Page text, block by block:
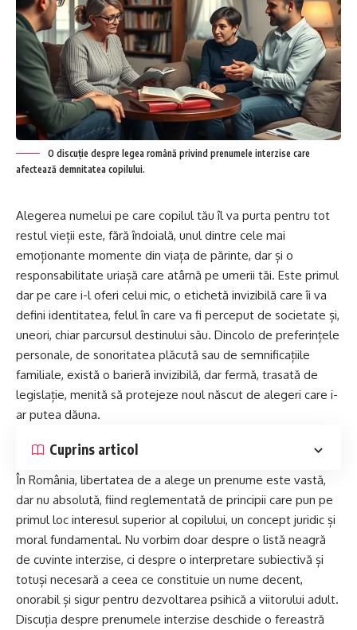
O discuție despre legea română privind prenumele interzise care
afectează demnitatea copilului.
Alegerea numelui pe care copilul tău îl va purta pentru tot
restul vieții este, fără îndoială, unul dintre cele mai
emoționante momente din viața de părinte, dar și o
responsabilitate uriașă care atârnă pe umerii tăi. Este primul
dar pe care i-l oferi celui mic, o etichetă invizibilă care îi va
defini identitatea, felul în care va fi perceput de societate și,
uneori, chiar parcursul destinului său. Dincolo de preferințele
personale, de sonoritatea plăcută sau de semnificațiile
familiale, există o barieră invizibilă, dar fermă, trasată de
legislație, menită să protejeze noul născut de alegeri care i-
ar putea dăuna.
Cuprins articol
În România, libertatea de a alege un prenume este vastă,
dar nu absolută, fiind reglementată de principii care pun pe
primul loc interesul superior al copilului, un concept juridic și
moral fundamental. Nu vorbim doar despre o listă neagră
de cuvinte interzise, ci despre o interpretare subiectivă și
totuși necesară a ceea ce constituie un nume decent,
onorabil și sigur pentru dezvoltarea psihică a viitorului adult.
Discuția despre prenumele interzise deschide o fereastră